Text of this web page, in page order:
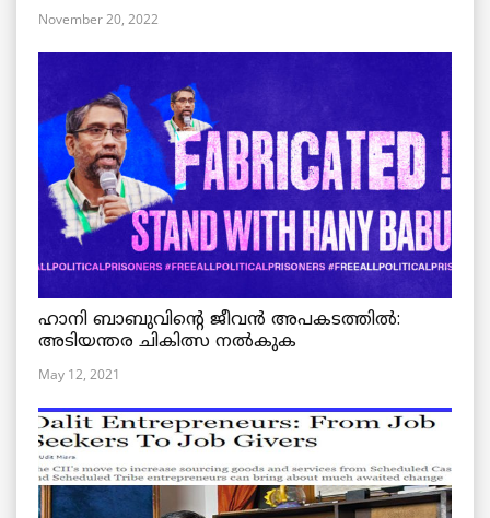
November 20, 2022
ഹാനി ബാബുവിന്റെ ജീവൻ അപകടത്തിൽ:
അടിയന്തര ചികിത്സ നൽകുക
May 12, 2021